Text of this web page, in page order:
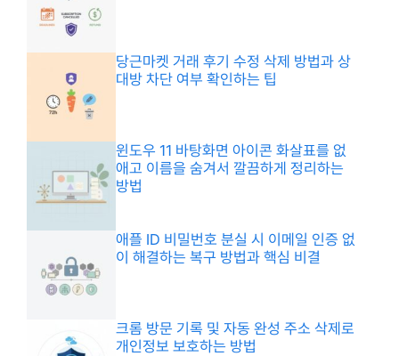
당근마켓 거래 후기 수정 삭제 방법과 상
대방 차단 여부 확인하는 팁
윈도우 11 바탕화면 아이콘 화살표를 없
애고 이름을 숨겨서 깔끔하게 정리하는
방법
애플 ID 비밀번호 분실 시 이메일 인증 없
이 해결하는 복구 방법과 핵심 비결
크롬 방문 기록 및 자동 완성 주소 삭제로
개인정보 보호하는 방법